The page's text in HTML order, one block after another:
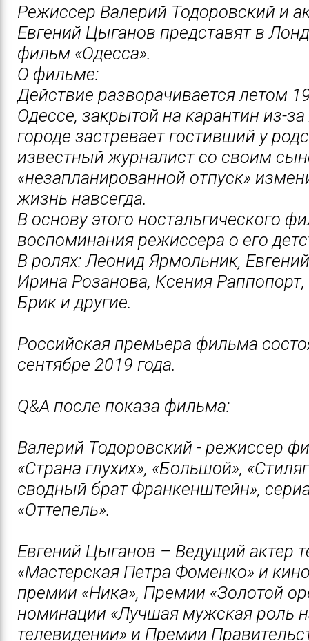
Режиссер Валерий Тодоровский и
Евгений Цыганов представят в
фильм «Одесса».
О фильме:
Действие разворачивается летом
Одессе, закрытой на карантин из-
городе застревает гостивший у
известный журналист со своим
«незапланированной отпуск»
жизнь навсегда.
В основу этого ностальгического
воспоминания режиссера о его
В ролях: Леонид Ярмольник,
Ирина Розанова, Ксения Раппопорт,
Брик и другие.
Российская премьера фильма
сентябре 2019 года.
Q&A после показа фильма:
Валерий Тодоровский - режиссер
«Страна глухих», «Большой»,
сводный брат Франкенштейн»,
«Оттепель».
Евгений Цыганов – Ведущий актер
«Мастерская Петра Фоменко» и
премии «Ника», Премии «Золотой
номинации «Лучшая мужская роль
телевидении» и Премии